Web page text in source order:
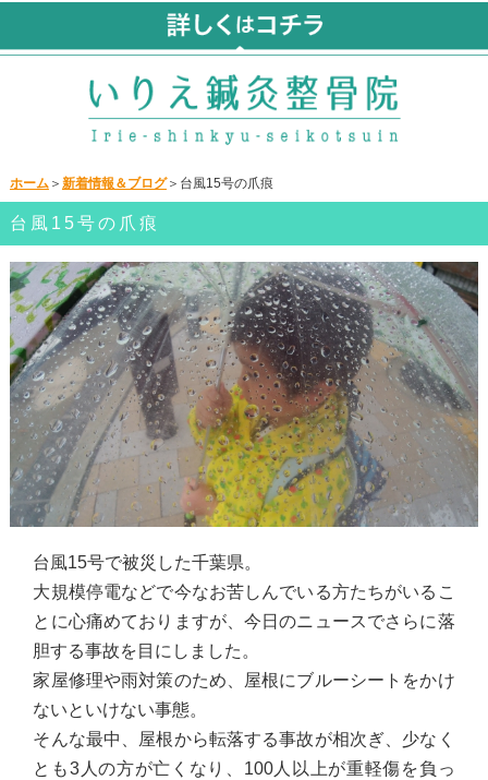
ホーム＞ 新着情報＆ブログ＞台風15号の爪痕
台風15号の爪痕
台風15号で被災した千葉県。
大規模停電などで今なお苦しんでいる方たちがいるこ
とに心痛めておりますが、今日のニュースでさらに落
胆する事故を目にしました。
家屋修理や雨対策のため、屋根にブルーシートをかけ
ないといけない事態。
そんな最中、屋根から転落する事故が相次ぎ、少なく
とも3人の方が亡くなり、100人以上が重軽傷を負っ